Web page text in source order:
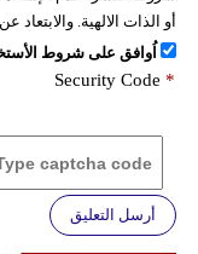
أو الذات الالهية.
اُوافق على شروط
Security Code *
أرسل التعليق